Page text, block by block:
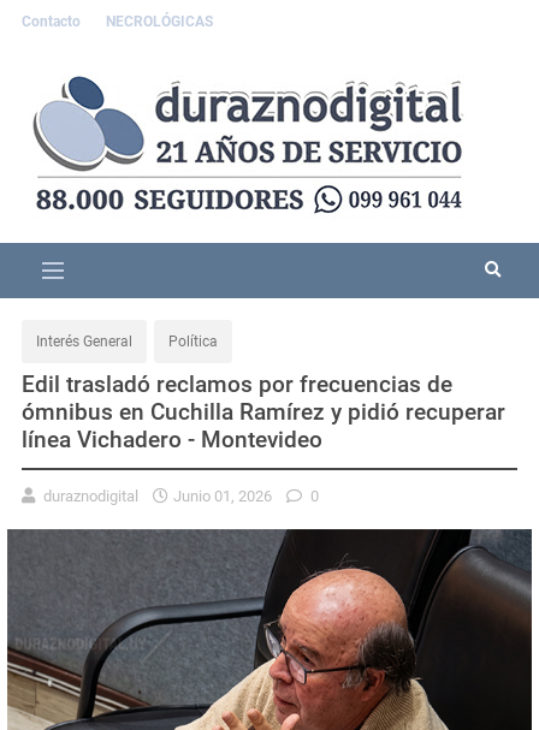
Contacto NECROLÓGICAS
Interés General Política
Edil trasladó reclamos por frecuencias de
ómnibus en Cuchilla Ramírez y pidió recuperar
línea Vichadero - Montevideo
duraznodigital Junio 01, 2026 0